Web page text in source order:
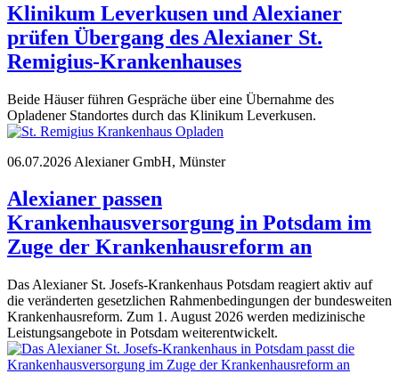
Klinikum Leverkusen und Alexianer
prüfen Übergang des Alexianer St.
Remigius-Krankenhauses
Beide Häuser führen Gespräche über eine Übernahme des
Opladener Standortes durch das Klinikum Leverkusen.
06.07.2026 Alexianer GmbH, Münster
Alexianer passen
Krankenhausversorgung in Potsdam im
Zuge der Krankenhausreform an
Das Alexianer St. Josefs-Krankenhaus Potsdam reagiert aktiv auf
die veränderten gesetzlichen Rahmenbedingungen der bundesweiten
Krankenhausreform. Zum 1. August 2026 werden medizinische
Leistungsangebote in Potsdam weiterentwickelt.